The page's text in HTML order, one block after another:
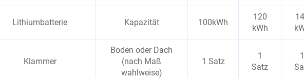
Lithiumbatterie Kapazität 100kWh
120
kWh
Klammer
Boden oder Dach
(nach Maß
wahlweise)
1 Satz
1
Satz
1